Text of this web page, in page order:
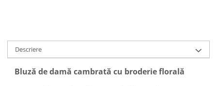
Descriere
Bluză de damă cambrată cu broderie florală